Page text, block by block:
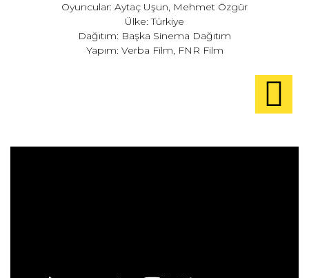
Oyuncular: Aytaç Uşun, Mehmet Özgür
Ülke: Türkiye
Dağıtım: Başka Sinema Dağıtım
Yapım: Verba Film, FNR Film